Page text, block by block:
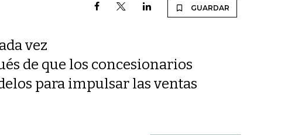
GUARDAR
vez
de que los concesionarios
para impulsar las ventas